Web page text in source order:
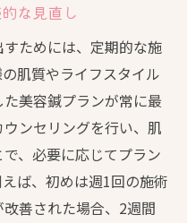
な見直し
ためには、定期的な施
肌質やライフスタイル
美容鍼プランが常に最
ンセリングを行い、肌
、必要に応じてプラン
ば、初めは週1回の施術
善された場合、2週間